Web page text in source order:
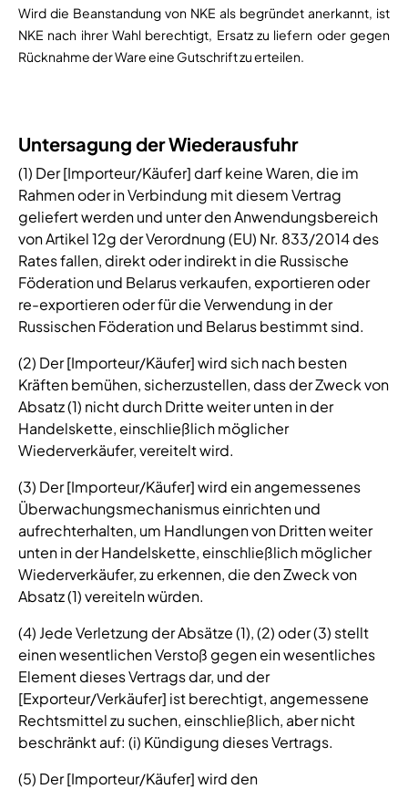
Wird die Beanstandung von NKE als begründet anerkannt, ist
NKE nach ihrer Wahl berechtigt, Ersatz zu liefern oder gegen
Rücknahme der Ware eine Gutschrift zu erteilen.
Untersagung der Wiederausfuhr
(1) Der [Importeur/Käufer] darf keine Waren, die im
Rahmen oder in Verbindung mit diesem Vertrag
geliefert werden und unter den Anwendungsbereich
von Artikel 12g der Verordnung (EU) Nr. 833/2014 des
Rates fallen, direkt oder indirekt in die Russische
Föderation und Belarus verkaufen, exportieren oder
re-exportieren oder für die Verwendung in der
Russischen Föderation und Belarus bestimmt sind.
(2) Der [Importeur/Käufer] wird sich nach besten
Kräften bemühen, sicherzustellen, dass der Zweck von
Absatz (1) nicht durch Dritte weiter unten in der
Handelskette, einschließlich möglicher
Wiederverkäufer, vereitelt wird.
(3) Der [Importeur/Käufer] wird ein angemessenes
Überwachungsmechanismus einrichten und
aufrechterhalten, um Handlungen von Dritten weiter
unten in der Handelskette, einschließlich möglicher
Wiederverkäufer, zu erkennen, die den Zweck von
Absatz (1) vereiteln würden.
(4) Jede Verletzung der Absätze (1), (2) oder (3) stellt
einen wesentlichen Verstoß gegen ein wesentliches
Element dieses Vertrags dar, und der
[Exporteur/Verkäufer] ist berechtigt, angemessene
Rechtsmittel zu suchen, einschließlich, aber nicht
beschränkt auf: (i) Kündigung dieses Vertrags.
(5) Der [Importeur/Käufer] wird den